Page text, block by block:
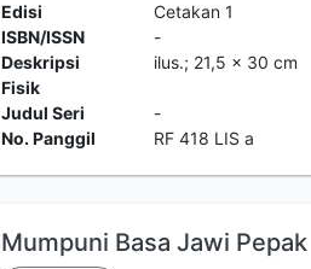
Edisi
Cetakan 1
ISBN/ISSN
-
Deskripsi
Fisik
ilus.; 21,5 x 30 cm
Judul Seri
-
No. Panggil
RF 418 LIS a
Mumpuni Basa Jawi Pepak